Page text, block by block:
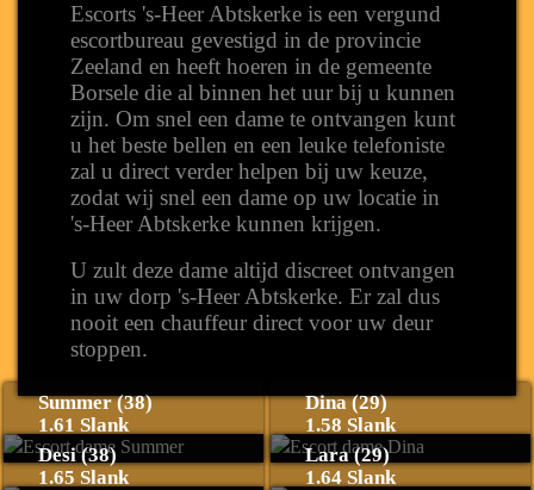
Escorts 's-Heer Abtskerke is een vergund
escortbureau gevestigd in de provincie
Zeeland en heeft hoeren in de gemeente
Borsele die al binnen het uur bij u kunnen
zijn. Om snel een dame te ontvangen kunt
u het beste bellen en een leuke telefoniste
zal u direct verder helpen bij uw keuze,
zodat wij snel een dame op uw locatie in
's-Heer Abtskerke kunnen krijgen.
U zult deze dame altijd discreet ontvangen
in uw dorp 's-Heer Abtskerke. Er zal dus
nooit een chauffeur direct voor uw deur
stoppen.
Summer (38)
1.61 Slank
Dina (29)
1.58 Slank
Desi (38)
1.65 Slank
Lara (29)
1.64 Slank